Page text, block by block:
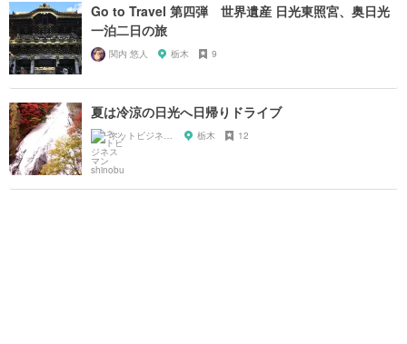
Go to Travel 第四弾 世界遺産 日光東照宮、奥日光
一泊二日の旅
関内 悠人 栃木 9
夏は冷涼の日光へ日帰りドライブ
ネットビジネスマン shinobu 栃木 12